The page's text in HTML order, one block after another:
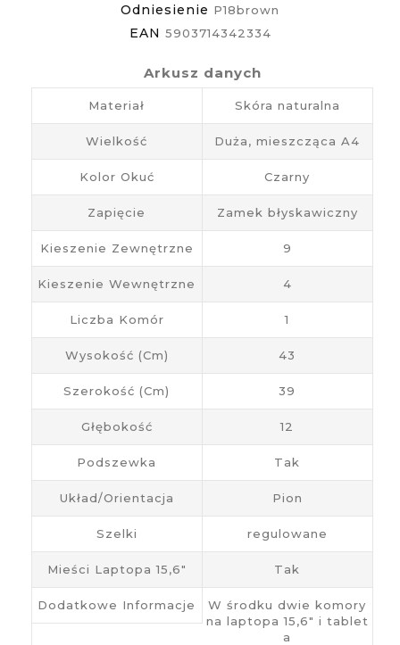
Odniesienie P18brown
EAN 5903714342334
Arkusz danych
Materiał Skóra naturalna
Wielkość Duża, mieszcząca A4
Kolor Okuć Czarny
Zapięcie Zamek błyskawiczny
Kieszenie Zewnętrzne 9
Kieszenie Wewnętrzne 4
Liczba Komór 1
Wysokość (cm) 43
Szerokość (cm) 39
Głębokość 12
Podszewka Tak
Układ/Orientacja Pion
Szelki regulowane
Mieści Laptopa 15,6" Tak
Dodatkowe Informacje
W środku dwie komory
na laptopa 15,6" i tablet
a